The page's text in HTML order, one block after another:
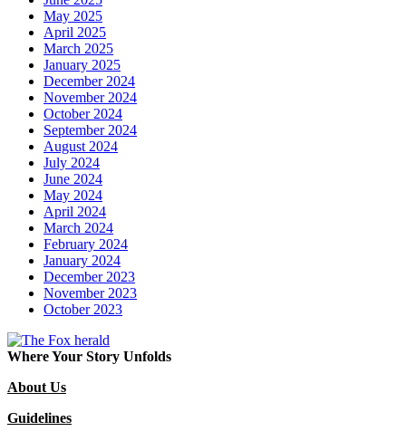
May 2025
April 2025
March 2025
January 2025
December 2024
November 2024
October 2024
September 2024
August 2024
July 2024
June 2024
May 2024
April 2024
March 2024
February 2024
January 2024
December 2023
November 2023
October 2023
Where Your Story Unfolds
About Us
Guidelines